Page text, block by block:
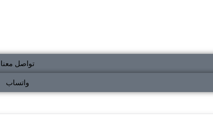
تواصل معنا
واتساب